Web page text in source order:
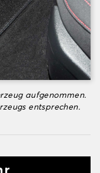
aufgenommen.
entsprechen.